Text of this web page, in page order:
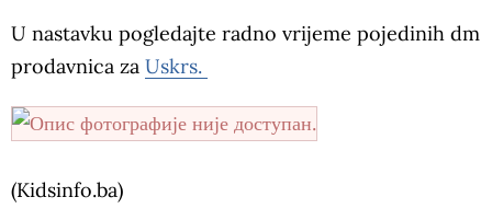
U nastavku pogledajte radno vrijeme pojedinih dm
prodavnica za Uskrs.
(Kidsinfo.ba)